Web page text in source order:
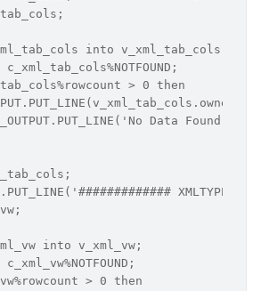
into v_xml_tab_cols;
c_xml_tab_cols%NOTFOUND;
> 0 then
Data Found');
XMLTYPE
into v_xml_vw;
c_xml_vw%NOTFOUND;
> 0 then